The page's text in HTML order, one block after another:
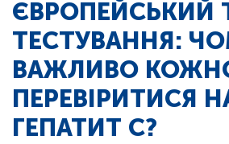
ЄВРОПЕЙСЬКИЙ
ТЕСТУВАННЯ:
ВАЖЛИВО
ПЕРЕВІРИТИСЯ
ГЕПАТИТ С?